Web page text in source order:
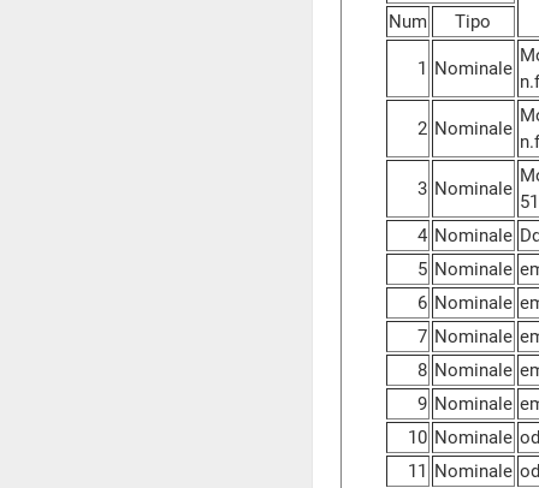
Num
Tipo
1 Nominale
2 Nominale
3 Nominale
4 Nominale
5 Nominale
6 Nominale
7 Nominale
8 Nominale
9 Nominale
10 Nominale
11 Nominale